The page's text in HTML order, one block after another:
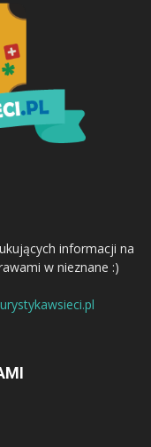
informacji na
w nieznane :)